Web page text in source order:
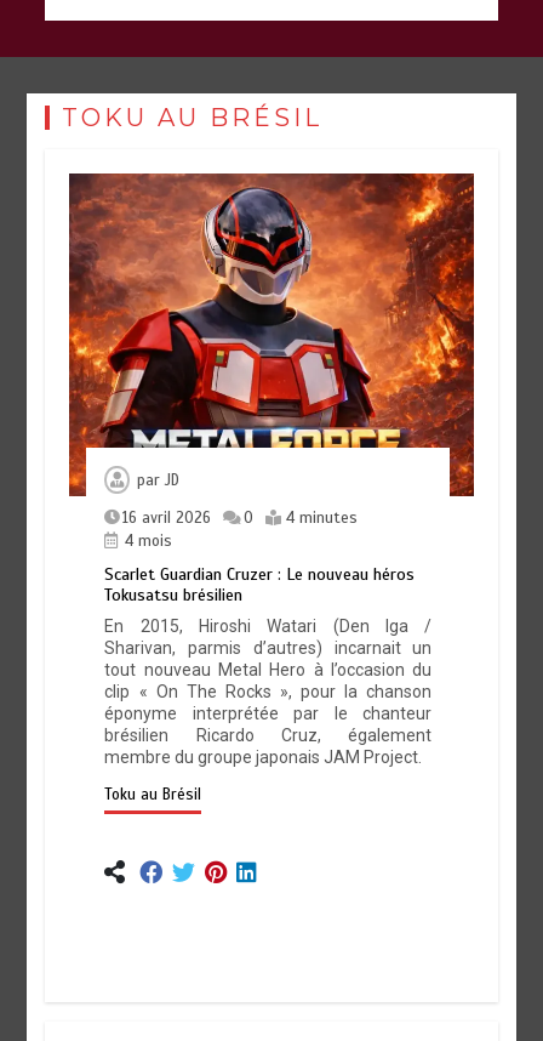
TOKU AU BRÉSIL
parJD
16 avril 2026
0
4 minutes
4 mois
Scarlet Guardian Cruzer : Le nouveau héros
Tokusatsu brésilien
En 2015, Hiroshi Watari (Den Iga /
Sharivan, parmis d’autres) incarnait un
tout nouveau Metal Hero à l’occasion du
clip « On The Rocks », pour la chanson
éponyme interprétée par le chanteur
brésilien Ricardo Cruz, également
membre du groupe japonais JAM Project.
Toku au Brésil